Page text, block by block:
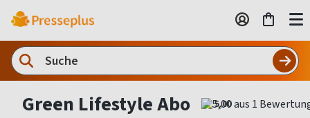
Green Lifestyle Abo 5,00